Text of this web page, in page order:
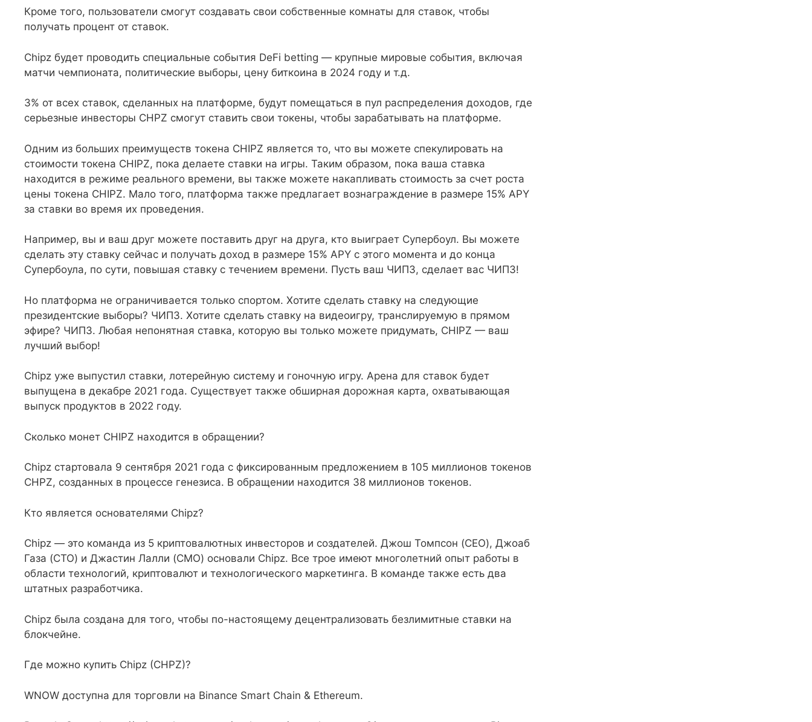
Кроме того, пользователи смогут создавать свои собственные комнаты для ставок, чтобы
получать процент от ставок.
Chipz будет проводить специальные события DeFi betting — крупные мировые события, включая
матчи чемпионата, политические выборы, цену биткоина в 2024 году и т.д.
3% от всех ставок, сделанных на платформе, будут помещаться в пул распределения доходов, где
серьезные инвесторы CHPZ смогут ставить свои токены, чтобы зарабатывать на платформе.
Одним из больших преимуществ токена CHIPZ является то, что вы можете спекулировать на
стоимости токена CHIPZ, пока делаете ставки на игры. Таким образом, пока ваша ставка
находится в режиме реального времени, вы также можете накапливать стоимость за счет роста
цены токена CHIPZ. Мало того, платформа также предлагает вознаграждение в размере 15% APY
за ставки во время их проведения.
Например, вы и ваш друг можете поставить друг на друга, кто выиграет Супербоул. Вы можете
сделать эту ставку сейчас и получать доход в размере 15% APY с этого момента и до конца
Супербоула, по сути, повышая ставку с течением времени. Пусть ваш ЧИПЗ, сделает вас ЧИПЗ!
Но платформа не ограничивается только спортом. Хотите сделать ставку на следующие
президентские выборы? ЧИПЗ. Хотите сделать ставку на видеоигру, транслируемую в прямом
эфире? ЧИПЗ. Любая непонятная ставка, которую вы только можете придумать, CHIPZ — ваш
лучший выбор!
Chipz уже выпустил ставки, лотерейную систему и гоночную игру. Арена для ставок будет
выпущена в декабре 2021 года. Существует также обширная дорожная карта, охватывающая
выпуск продуктов в 2022 году.
Сколько монет CHIPZ находится в обращении?
Chipz стартовала 9 сентября 2021 года с фиксированным предложением в 105 миллионов токенов
CHPZ, созданных в процессе генезиса. В обращении находится 38 миллионов токенов.
Кто является основателями Chipz?
Chipz — это команда из 5 криптовалютных инвесторов и создателей. Джош Томпсон (CEO), Джоаб
Газа (CTO) и Джастин Лалли (CMO) основали Chipz. Все трое имеют многолетний опыт работы в
области технологий, криптовалют и технологического маркетинга. В команде также есть два
штатных разработчика.
Chipz была создана для того, чтобы по-настоящему децентрализовать безлимитные ставки на
блокчейне.
Где можно купить Chipz (CHPZ)?
WNOW доступна для торговли на Binance Smart Chain & Ethereum.